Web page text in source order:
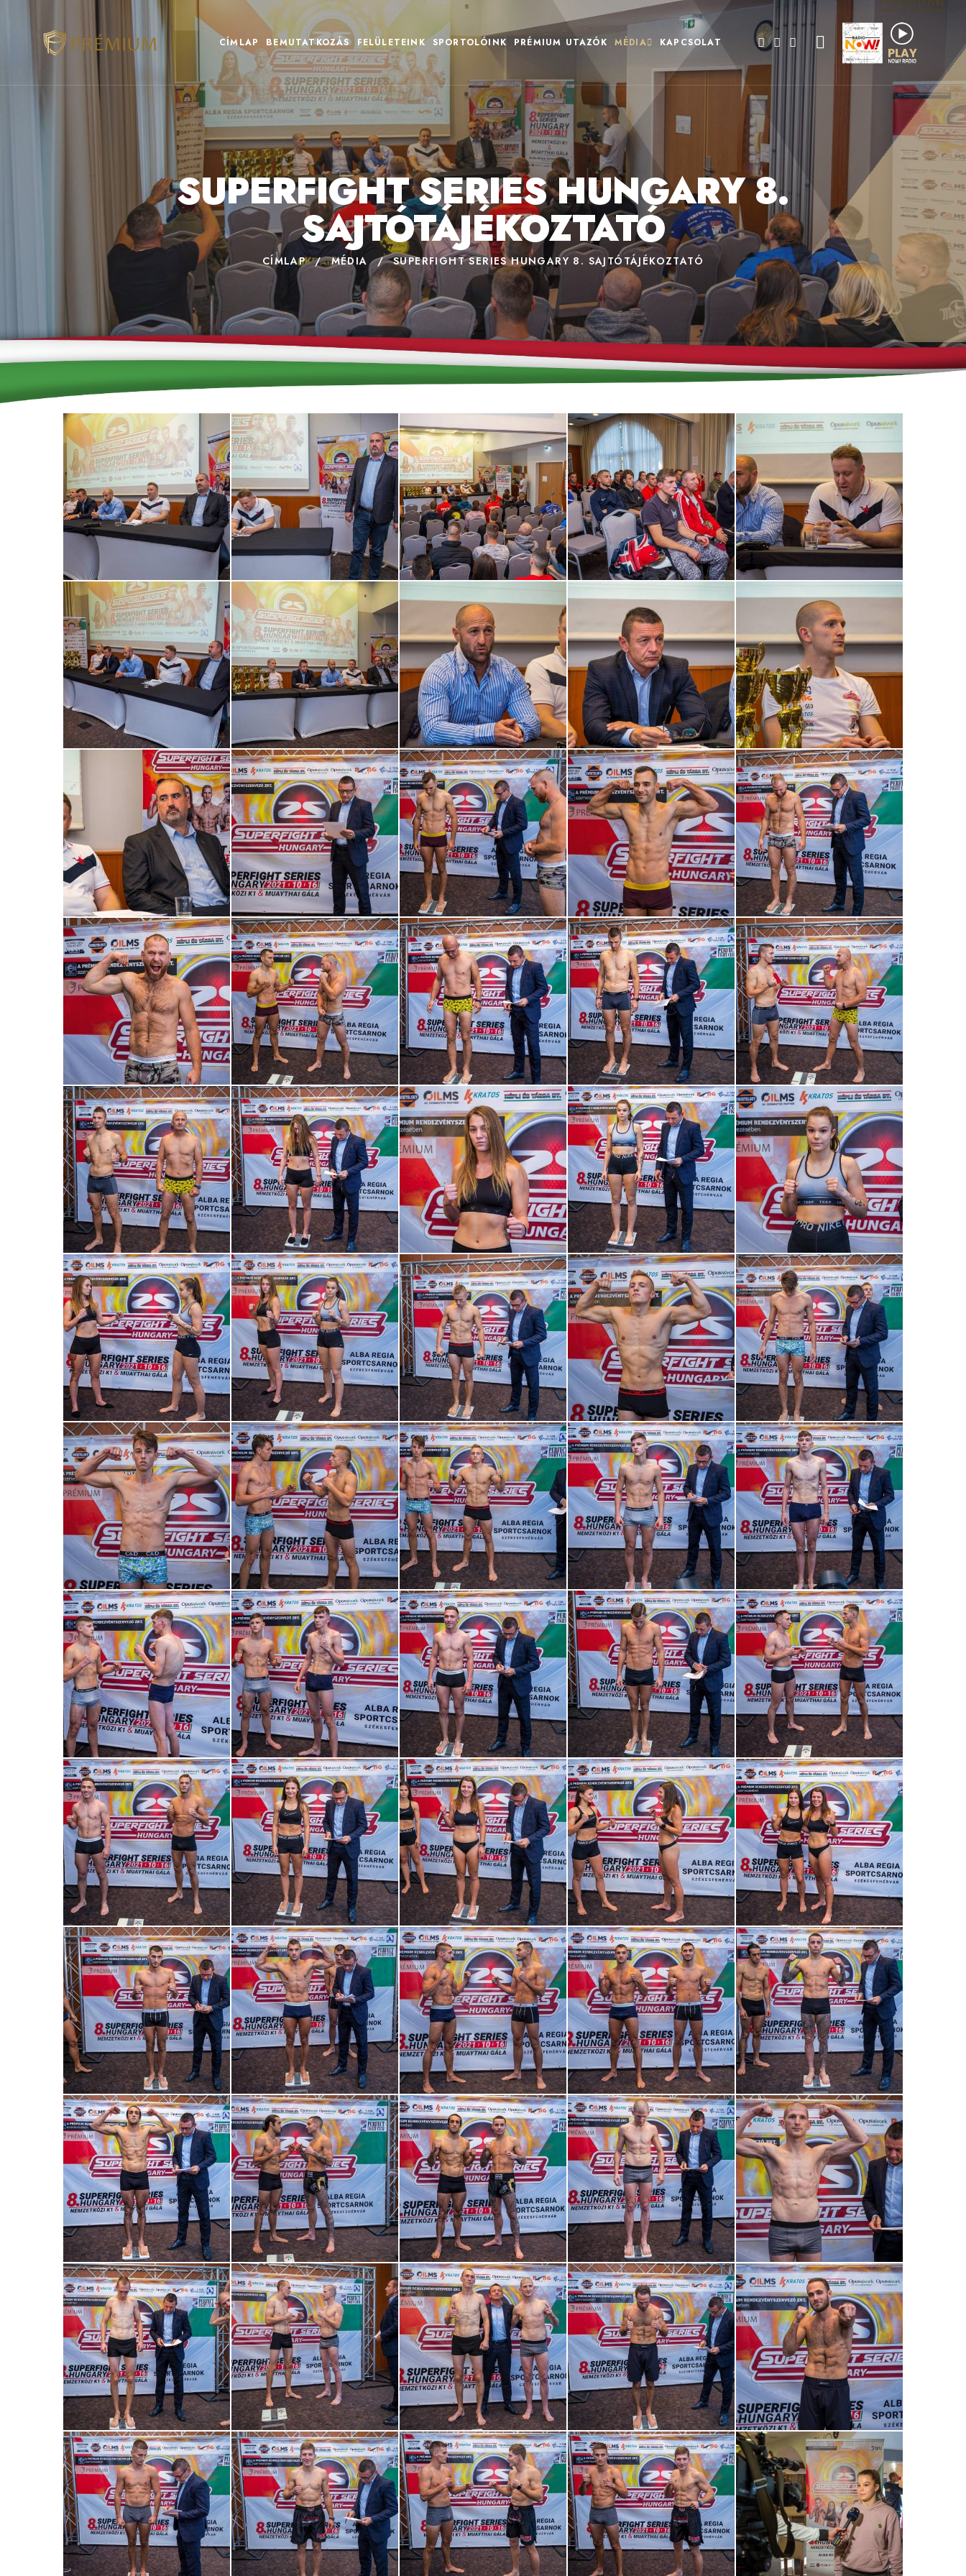
CÍMLAP BEMUTATKOZÁS FELÜLETEINK SPORTOLÓINK PRÉMIUM UTAZÓK MÉDIA KAPCSOLAT
SUPERFIGHT SERIES HUNGARY 8.
SAJTÓTÁJÉKOZTATÓ
CÍMLAP / MÉDIA / SUPERFIGHT SERIES HUNGARY 8. SAJTÓTÁJÉKOZTATÓ